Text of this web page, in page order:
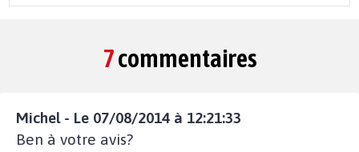
7commentaires
Michel - Le 07/08/2014 à 12:21:33
Ben à votre avis?